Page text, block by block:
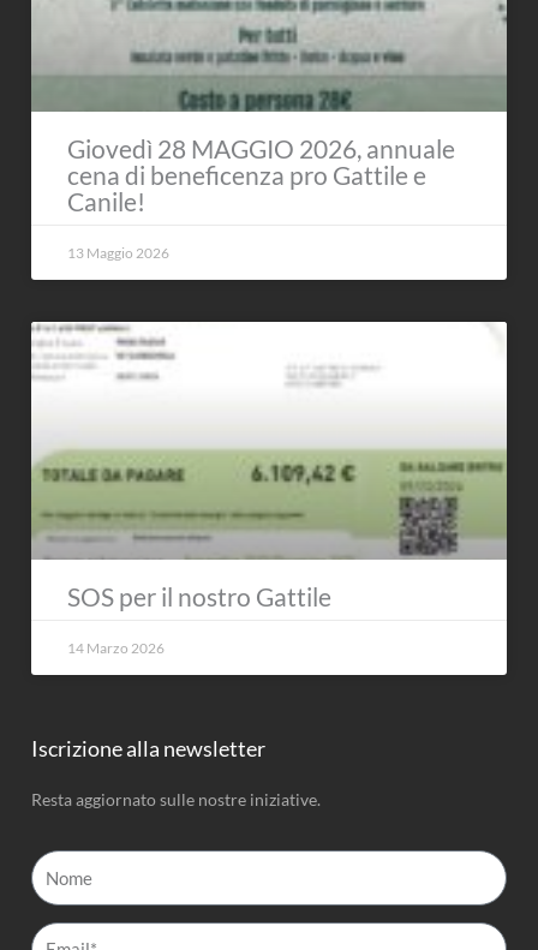
Giovedì 28 MAGGIO 2026, annuale
cena di beneficenza pro Gattile e
Canile!
13 Maggio 2026
SOS per il nostro Gattile
14 Marzo 2026
Iscrizione alla newsletter
Resta aggiornato sulle nostre iniziative.
Nome
Email*